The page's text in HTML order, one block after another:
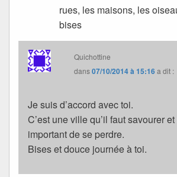
rues, les maisons, les
bises
Quichottine
dans07/10/2014 à 15:16a dit :
Je suis d’accord avec toi.
C’est une ville qu’il faut savourer
important de se perdre.
Bises et douce journée à toi.